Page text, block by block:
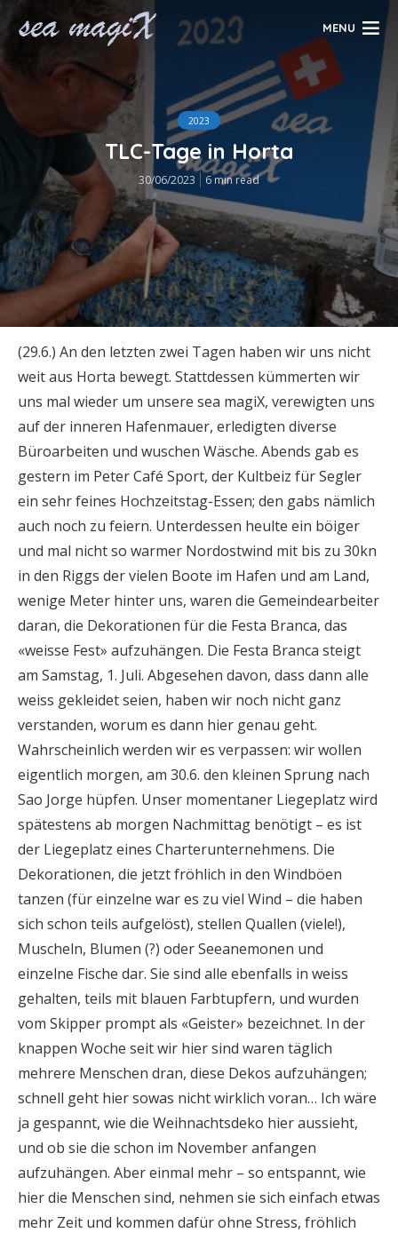
MENU
2023
TLC-Tage in Horta
30/06/2023 6 min read
(29.6.) An den letzten zwei Tagen haben wir uns nicht
weit aus Horta bewegt. Stattdessen kümmerten wir
uns mal wieder um unsere sea magiX, verewigten uns
auf der inneren Hafenmauer, erledigten diverse
Büroarbeiten und wuschen Wäsche. Abends gab es
gestern im Peter Café Sport, der Kultbeiz für Segler
ein sehr feines Hochzeitstag-Essen; den gabs nämlich
auch noch zu feiern. Unterdessen heulte ein böiger
und mal nicht so warmer Nordostwind mit bis zu 30kn
in den Riggs der vielen Boote im Hafen und am Land,
wenige Meter hinter uns, waren die Gemeindearbeiter
daran, die Dekorationen für die Festa Branca, das
«weisse Fest» aufzuhängen. Die Festa Branca steigt
am Samstag, 1. Juli. Abgesehen davon, dass dann alle
weiss gekleidet seien, haben wir noch nicht ganz
verstanden, worum es dann hier genau geht.
Wahrscheinlich werden wir es verpassen: wir wollen
eigentlich morgen, am 30.6. den kleinen Sprung nach
Sao Jorge hüpfen. Unser momentaner Liegeplatz wird
spätestens ab morgen Nachmittag benötigt – es ist
der Liegeplatz eines Charterunternehmens. Die
Dekorationen, die jetzt fröhlich in den Windböen
tanzen (für einzelne war es zu viel Wind – die haben
sich schon teils aufgelöst), stellen Quallen (viele!),
Muscheln, Blumen (?) oder Seeanemonen und
einzelne Fische dar. Sie sind alle ebenfalls in weiss
gehalten, teils mit blauen Farbtupfern, und wurden
vom Skipper prompt als «Geister» bezeichnet. In der
knappen Woche seit wir hier sind waren täglich
mehrere Menschen dran, diese Dekos aufzuhängen;
schnell geht hier sowas nicht wirklich voran… Ich wäre
ja gespannt, wie die Weihnachtsdeko hier aussieht,
und ob sie die schon im November anfangen
aufzuhängen. Aber einmal mehr – so entspannt, wie
hier die Menschen sind, nehmen sie sich einfach etwas
mehr Zeit und kommen dafür ohne Stress, fröhlich